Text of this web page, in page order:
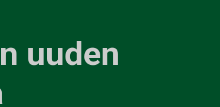
uuden